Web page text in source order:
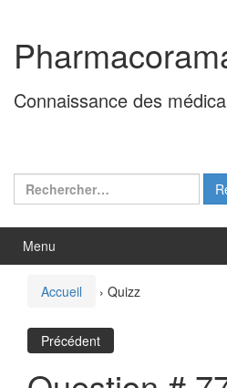
contenu
menu
principal
Connaissance des
Rechercher :
Menu
Accueil › Quizz
Précédent